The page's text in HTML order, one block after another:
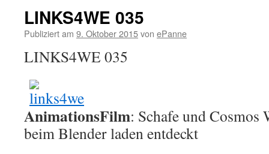
LINKS4WE 035
Publiziert am 9. Oktober 2015von ePanne
LINKS4WE 035
AnimationsFilm: Schafe und
beim Blender laden entdeckt